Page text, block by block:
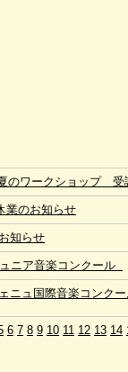
のワークショップ 受
業のお知らせ
知らせ
ニア音楽コンクール
ニュ国際音楽コンク
6 7 8 9 10 11 12 13 14